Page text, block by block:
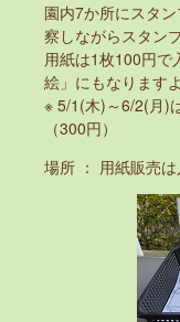
園内7か所にスタ
察しながらスタン
用紙は1枚100円で
絵」にもなりますよ
※ 5/1(木)～6/2(月)
（300円）
場所 ： 用紙販売